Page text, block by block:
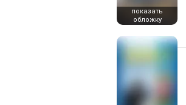
показать
обложку